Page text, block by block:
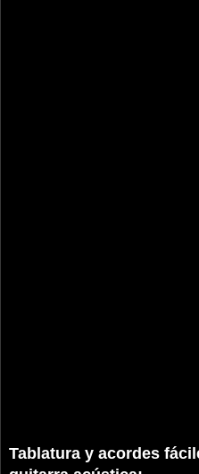
Tablatura y acordes